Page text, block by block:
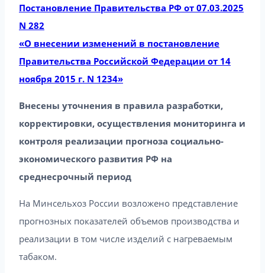
Постановление Правительства РФ от 07.03.2025
N 282
«О внесении изменений в постановление
Правительства Российской Федерации от 14
ноября 2015 г. N 1234»
Внесены уточнения в правила разработки,
корректировки, осуществления мониторинга и
контроля реализации прогноза социально-
экономического развития РФ на
среднесрочный период
На Минсельхоз России возложено представление
прогнозных показателей объемов производства и
реализации в том числе изделий с нагреваемым
табаком.